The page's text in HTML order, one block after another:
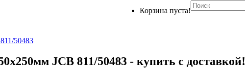
Корзина пуста!
50483
JCB 811/50483 - купить с доставкой!